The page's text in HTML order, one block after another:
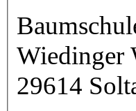
Wiedinger
29614